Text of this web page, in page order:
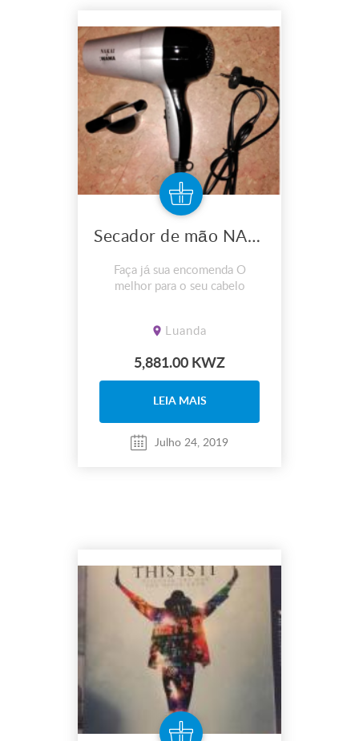
Secador de mão NAKAI
Faça já sua encomenda O
melhor para o seu cabelo
Luanda
5,881.00 KWZ
LEIA MAIS
Julho 24, 2019